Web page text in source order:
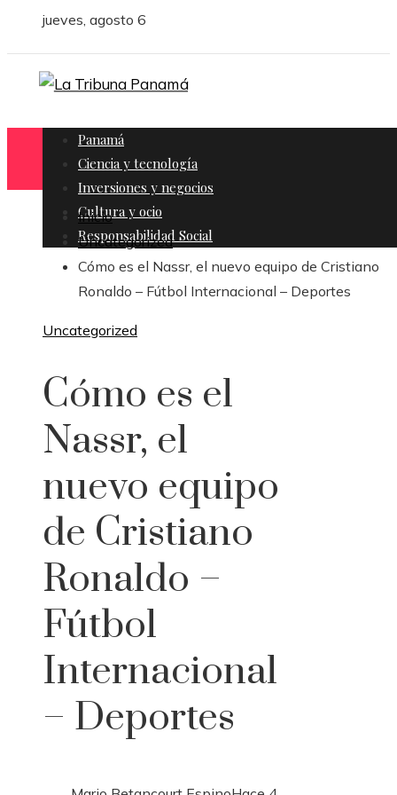
jueves, agosto 6
Panamá
Ciencia y tecnología
Inversiones y negocios
Cultura y ocio
Responsabilidad Social
Inicio
Uncategorized
Cómo es el Nassr, el nuevo equipo de Cristiano
Ronaldo – Fútbol Internacional – Deportes
Uncategorized
Cómo es el
Nassr, el
nuevo equipo
de Cristiano
Ronaldo –
Fútbol
Internacional
– Deportes